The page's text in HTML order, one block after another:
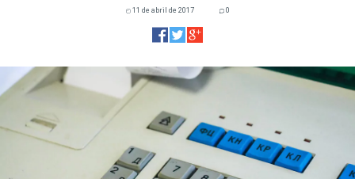
11 de abril de 2017 0